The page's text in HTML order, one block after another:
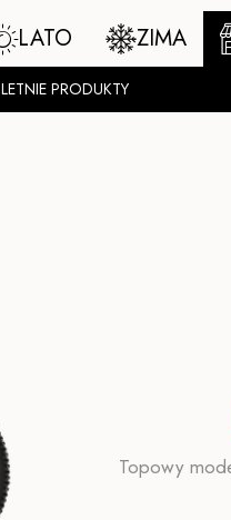
LATO ZIMA
LETNIE PRODUKTY
Topowy